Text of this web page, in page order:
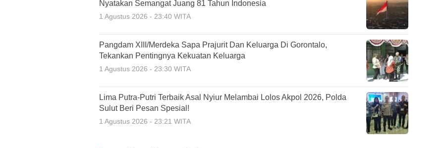
Nyatakan Semangat Juang 81 Tahun Indonesia
1 Agustus 2026 - 23:40 WITA
Pangdam XIII/Merdeka Sapa Prajurit Dan Keluarga Di Gorontalo,
Tekankan Pentingnya Kekuatan Keluarga
1 Agustus 2026 - 23:30 WITA
Lima Putra-Putri Terbaik Asal Nyiur Melambai Lolos Akpol 2026, Polda
Sulut Beri Pesan Spesial!
1 Agustus 2026 - 23:21 WITA